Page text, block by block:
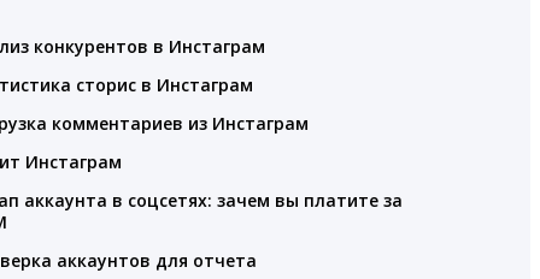
конкурентов в Инстаграм
сторис в Инстаграм
комментариев из Инстаграм
Инстаграм
аккаунта в соцсетях: зачем вы платите за
аккаунтов для отчета